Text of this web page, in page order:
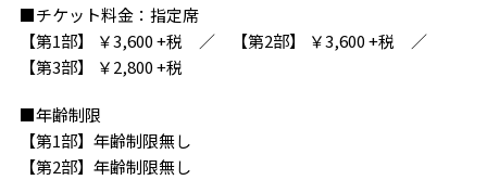
■チケット料金：指定席
【第1部】 ￥3,600 +税 ／ 【第2部】 ￥3,600 +税 ／
【第3部】 ￥2,800 +税
■年齢制限
【第1部】年齢制限無し
【第2部】年齢制限無し